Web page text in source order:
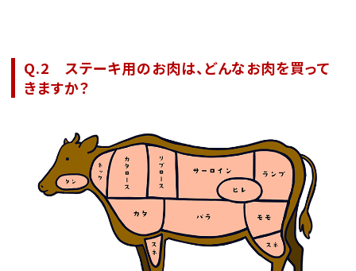
Q.2 ステーキ用のお肉は、どんなお肉を買って
きますか？